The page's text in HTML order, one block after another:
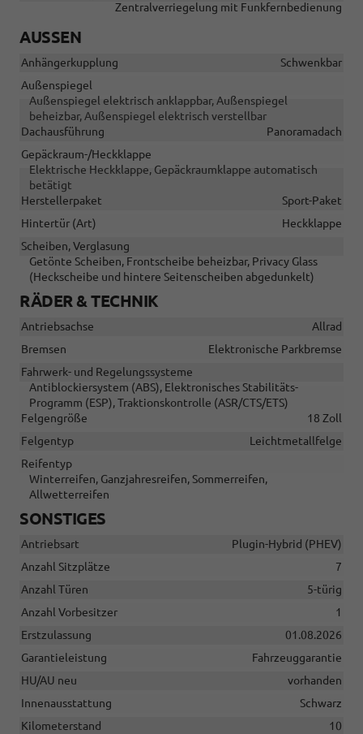
Zentralverriegelung mit Funkfernbedienung
AUSSEN
Anhängerkupplung
Schwenkbar
Außenspiegel
Außenspiegel elektrisch anklappbar, Außenspiegel
beheizbar, Außenspiegel elektrisch verstellbar
Dachausführung
Panoramadach
Gepäckraum-/Heckklappe
Elektrische Heckklappe, Gepäckraumklappe automatisch
betätigt
Herstellerpaket
Sport-Paket
Hintertür (Art)
Heckklappe
Scheiben, Verglasung
Getönte Scheiben, Frontscheibe beheizbar, Privacy Glass
(Heckscheibe und hintere Seitenscheiben abgedunkelt)
RÄDER & TECHNIK
Antriebsachse
Allrad
Bremsen
Elektronische Parkbremse
Fahrwerk- und Regelungssysteme
Antiblockiersystem (ABS), Elektronisches Stabilitäts-
Programm (ESP), Traktionskontrolle (ASR/CTS/ETS)
Felgengröße
18 Zoll
Felgentyp
Leichtmetallfelge
Reifentyp
Winterreifen, Ganzjahresreifen, Sommerreifen,
Allwetterreifen
SONSTIGES
Antriebsart
Plugin-Hybrid (PHEV)
Anzahl Sitzplätze
7
Anzahl Türen
5-türig
Anzahl Vorbesitzer
1
Erstzulassung
01.08.2026
Garantieleistung
Fahrzeuggarantie
HU/AU neu
vorhanden
Innenausstattung
Schwarz
Kilometerstand
10